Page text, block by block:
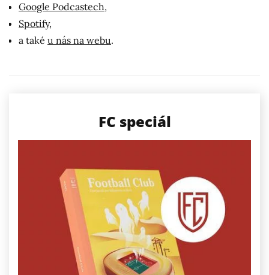
Google Podcastech,
Spotify,
a také u nás na webu.
FC speciál